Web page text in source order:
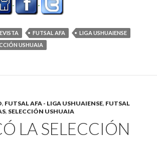
FUTSAL AFA
LIGA USHUAIENSE
USHUAIA
, FUTSAL AFA - LIGA USHUAIENSE, FUTSAL
, SELECCIÓN USHUAIA
LA SELECCIÓN